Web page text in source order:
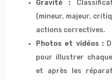
Gravité :
(mineur, majeur,
actions correctives.
Photos et vidéos :
pour illustrer
et après les